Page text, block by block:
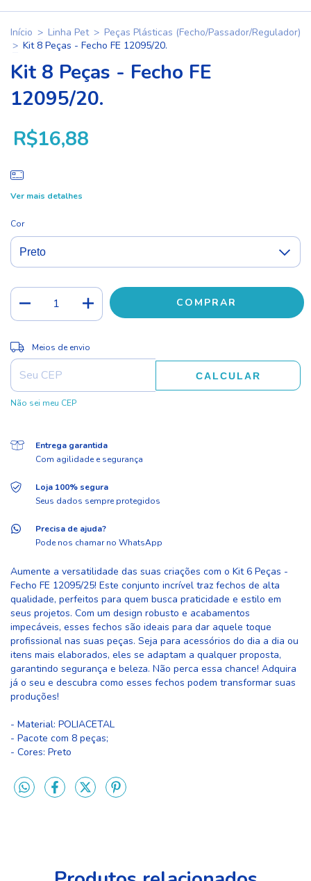
Início > Linha Pet > Peças Plásticas (Fecho/Passador/Regulador)
> Kit 8 Peças - Fecho FE 12095/20.
Kit 8 Peças - Fecho FE
12095/20.
R$16,88
Ver mais detalhes
Cor
Entregas para o CEP:
Meios de envio
CALCULAR
Não sei meu CEP
Entrega garantida
Com agilidade e segurança
Loja 100% segura
Seus dados sempre protegidos
Precisa de ajuda?
Pode nos chamar no WhatsApp
Aumente a versatilidade das suas criações com o Kit 6 Peças -
Fecho FE 12095/25! Este conjunto incrível traz fechos de alta
qualidade, perfeitos para quem busca praticidade e estilo em
seus projetos. Com um design robusto e acabamentos
impecáveis, esses fechos são ideais para dar aquele toque
profissional nas suas peças. Seja para acessórios do dia a dia ou
itens mais elaborados, eles se adaptam a qualquer proposta,
garantindo segurança e beleza. Não perca essa chance! Adquira
já o seu e descubra como esses fechos podem transformar suas
produções!
- Material: POLIACETAL
- Pacote com 8 peças;
- Cores: Preto